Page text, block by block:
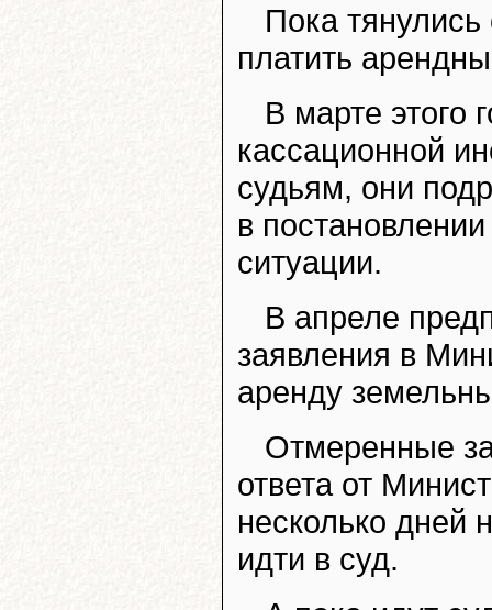
Пока
платить
В марте этого
кассационной
судьям, они
в
ситуации.
В апреле
заявления в
аренду
Отмеренные
ответа от
несколько дней
идти в суд.